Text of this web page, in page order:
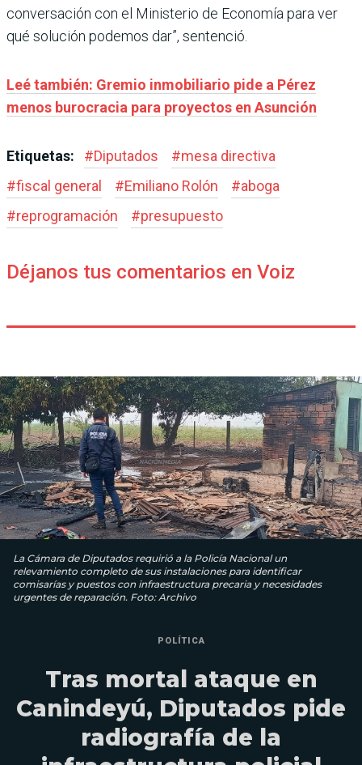
conversación con el Ministerio de Economía para ver
qué solución podemos dar”, sentenció.
Leé también: Gremio inmobiliario pide a Pérez
menos burocracia para proyectos en Asunción
Etiquetas: #Diputados #mesa directiva
#fiscal general #Emiliano Rolón #aboga
#reprogramación #presupuesto
Déjanos tus comentarios en Voiz
La Cámara de Diputados requirió a la Policía Nacional un
relevamiento completo de sus instalaciones para identificar
comisarías y puestos con infraestructura precaria y necesidades
urgentes de reparación. Foto: Archivo
POLÍTICA
Tras mortal ataque en
Canindeyú, Diputados pide
radiografía de la